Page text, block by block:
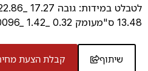
13.48 ס"מעומק 0.32 _x0096_ 1.42 ס"מ
שיתוף קבלת הצעת